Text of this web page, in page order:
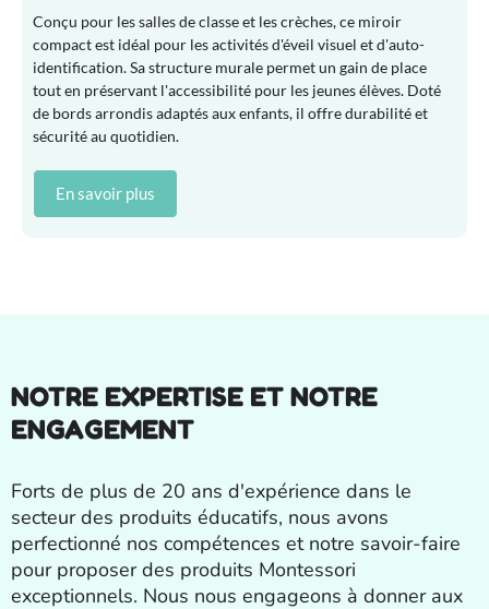
Conçu pour les salles de classe et les crèches, ce miroir
compact est idéal pour les activités d'éveil visuel et d'auto-
identification. Sa structure murale permet un gain de place
tout en préservant l'accessibilité pour les jeunes élèves. Doté
de bords arrondis adaptés aux enfants, il offre durabilité et
sécurité au quotidien.
En savoir plus
NOTRE EXPERTISE ET NOTRE
ENGAGEMENT
Forts de plus de 20 ans d'expérience dans le
secteur des produits éducatifs, nous avons
perfectionné nos compétences et notre savoir-faire
pour proposer des produits Montessori
exceptionnels. Nous nous engageons à donner aux